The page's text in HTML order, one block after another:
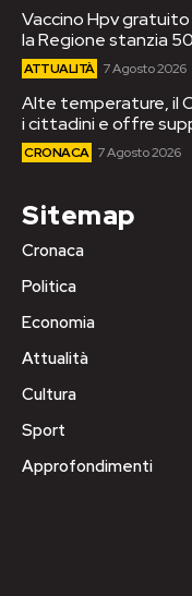
Vaccino Hpv
la Regione stanzia
ATTUALITÀ 7 Agosto 2026
Alte temperature, il
i cittadini e offre
CRONACA 7 Agosto 2026
Sitemap
Cronaca
Politica
Economia
Attualità
Cultura
Sport
Approfondimenti